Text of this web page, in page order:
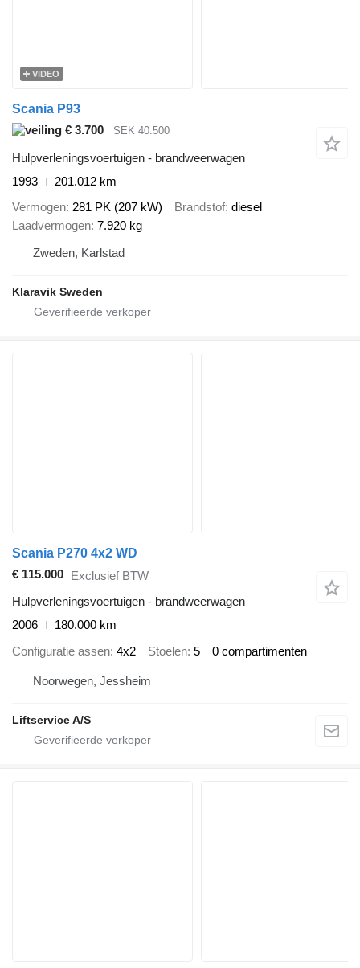
VIDEO
Scania P93
€ 3.700
SEK 40.500
Hulpverleningsvoertuigen - brandweerwagen
1993
201.012 km
Vermogen 281 PK (207 kW) Brandstof diesel
Laadvermogen 7.920 kg
Zweden, Karlstad
Klaravik Sweden
Scania P270 4x2 WD
€ 115.000 Exclusief BTW
Hulpverleningsvoertuigen - brandweerwagen
2006
180.000 km
Configuratie assen 4x2 Stoelen 5 0 compartimenten
Noorwegen, Jessheim
Liftservice A/S